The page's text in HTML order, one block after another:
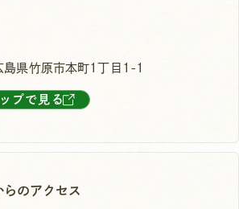
県竹原市本町1丁目1-1
プで見る
のアクセス